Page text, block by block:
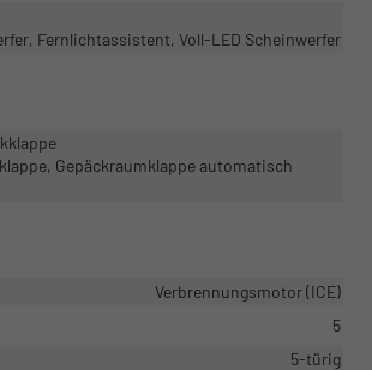
Fernlichtassistent, Voll-LED Scheinwerfer
Gepäckraumklappe automatisch
Verbrennungsmotor (ICE)
5
5-türig